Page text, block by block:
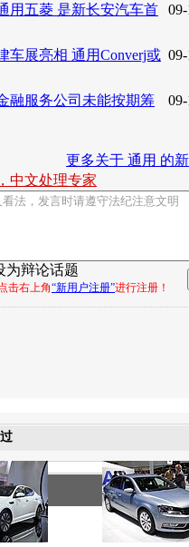
用五菱 是新长安汽车首
车展亮相 通用Converj或
融服务公司未能按期筹
更多关于 通用 的
中文处理专家
为辩论话题
击右上角“新用户注册”进行注册！